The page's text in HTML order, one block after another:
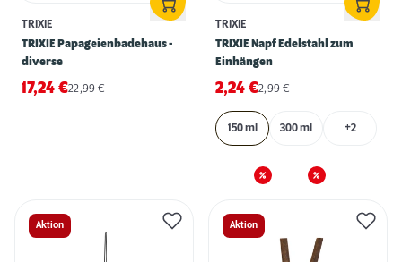
TRIXIE
TRIXIE Papageienbadehaus -
diverse
17,24 €22,99€
TRIXIE
TRIXIE Napf Edelstahl zum
Einhängen
2,24 €2,99€
150 ml 300 ml +2
Aktion Aktion